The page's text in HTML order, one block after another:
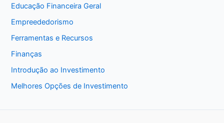
Educação Financeira Geral
Empreededorismo
Ferramentas e Recursos
Finanças
Introdução ao Investimento
Melhores Opções de Investimento